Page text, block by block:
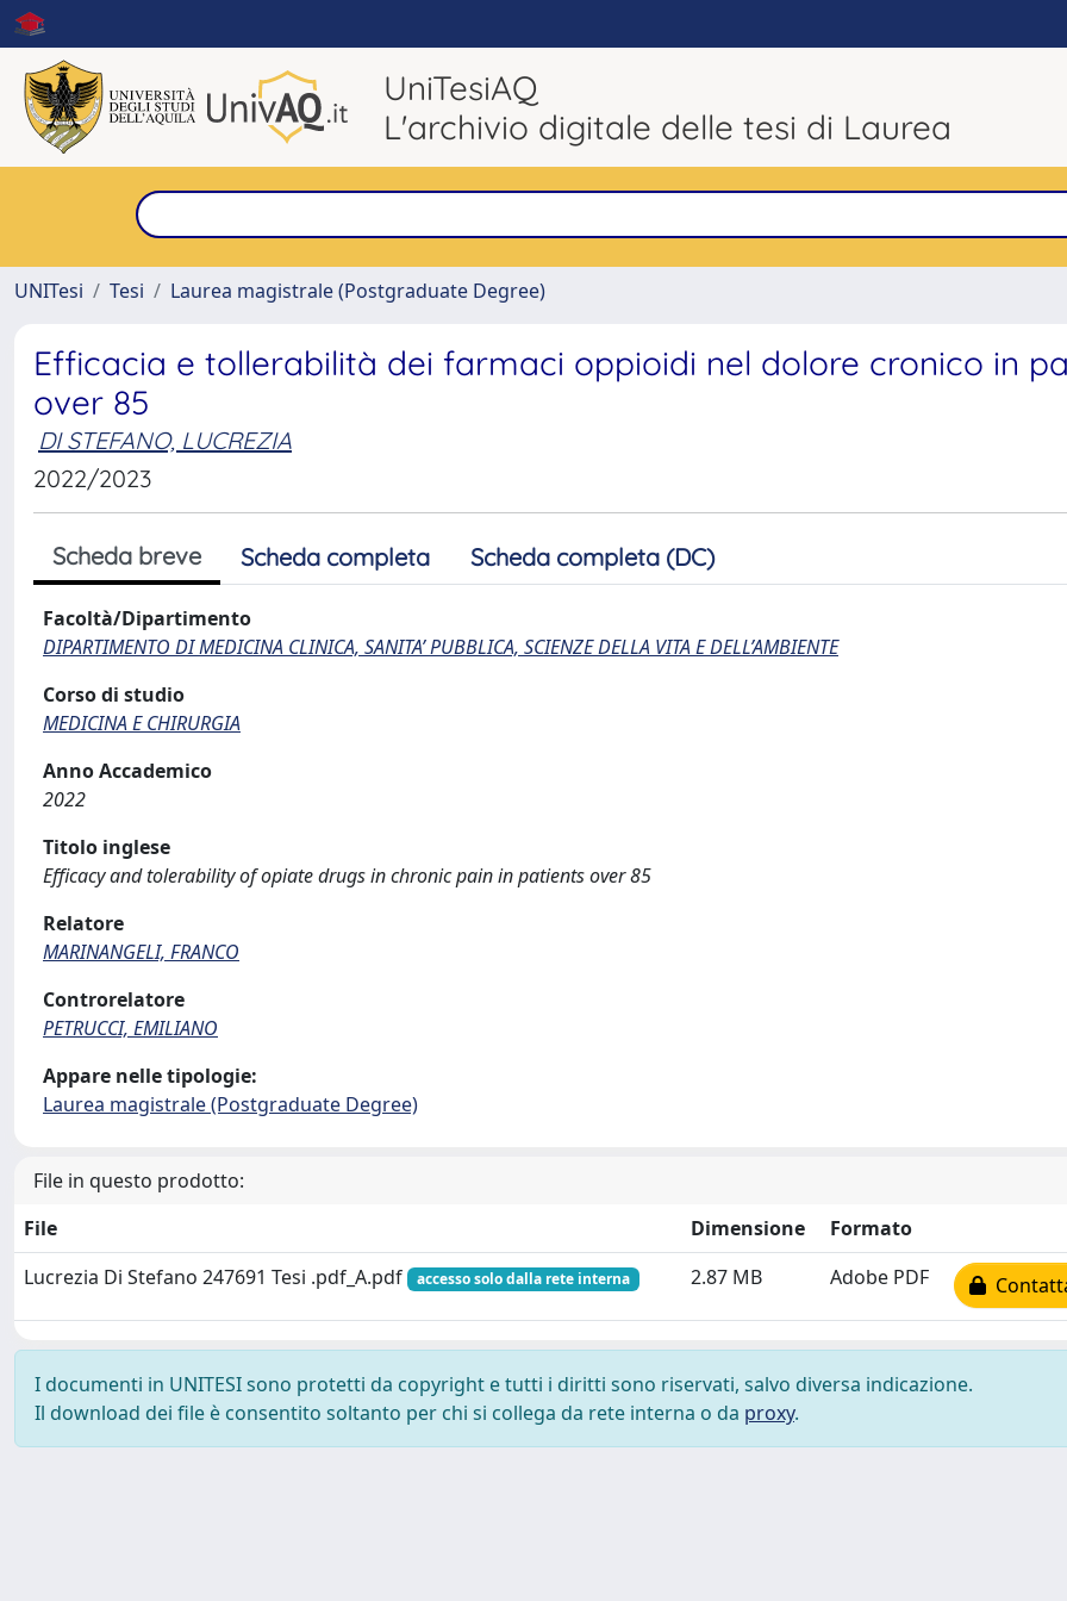
UniTesiAQ
L'archivio digitale delle tesi di Laurea
UNITesi
Tesi Laurea magistrale (Postgraduate Degree)
Efficacia e tollerabilità dei farmaci oppioidi nel dolore cronico in
over 85
DI STEFANO, LUCREZIA
2022/2023
Scheda breve Scheda completa Scheda completa (DC)
Facoltà/Dipartimento
DIPARTIMENTO DI MEDICINA CLINICA, SANITA’ PUBBLICA, SCIENZE DELLA VITA E DELL’AMBIENTE
Corso di studio
MEDICINA E CHIRURGIA
Anno Accademico
2022
Titolo inglese
Efficacy and tolerability of opiate drugs in chronic pain in patients over 85
Relatore
MARINANGELI, FRANCO
Controrelatore
PETRUCCI, EMILIANO
Appare nelle tipologie:
Laurea magistrale (Postgraduate Degree)
File in questo prodotto:
File
Dimensione
Formato
Lucrezia Di Stefano 247691 Tesi .pdf_A.pdf
accesso solo dalla rete interna 2.87 MB Adobe PDF
I documenti in UNITESI sono protetti da copyright e tutti i diritti sono riservati, salvo diversa indicazione.
Il download dei file è consentito soltanto per chi si collega da rete interna o da proxy.